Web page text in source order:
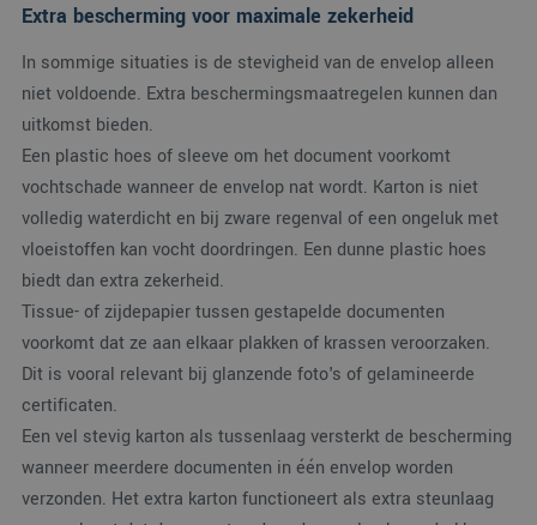
Extra bescherming voor maximale zekerheid
In sommige situaties is de stevigheid van de envelop alleen
niet voldoende. Extra beschermingsmaatregelen kunnen dan
uitkomst bieden.
Een plastic hoes of sleeve om het document voorkomt
vochtschade wanneer de envelop nat wordt. Karton is niet
volledig waterdicht en bij zware regenval of een ongeluk met
vloeistoffen kan vocht doordringen. Een dunne plastic hoes
biedt dan extra zekerheid.
Tissue- of zijdepapier tussen gestapelde documenten
voorkomt dat ze aan elkaar plakken of krassen veroorzaken.
Dit is vooral relevant bij glanzende foto's of gelamineerde
certificaten.
Een vel stevig karton als tussenlaag versterkt de bescherming
wanneer meerdere documenten in één envelop worden
verzonden. Het extra karton functioneert als extra steunlaag
CookieScriptConsent
CookieScript
4 weken 2
Naam
Aanbieder/
Vervaldatum Omschrijving
_ga_38H4ZZK10R .verpakking.nl
1 jaar 1
maand
Deze cookie
gebruikt door
Naam
Aanbieder/
Vervaldatum Omschrijving